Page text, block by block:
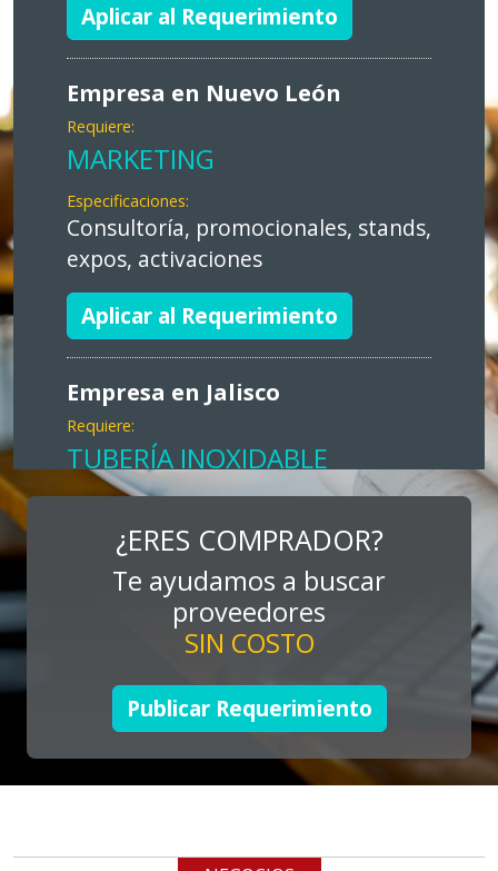
Aplicar al Requerimiento
Empresa en Nuevo León
Requiere:
MARKETING
Especificaciones:
Consultoría, promocionales, stands,
expos, activaciones
Aplicar al Requerimiento
Empresa en Jalisco
Requiere:
TUBERÍA INOXIDABLE
Especificaciones:
cualquiera
Aplicar al Requerimiento
Empresa en Jalisco
Requiere:
LOGÍSTICA DE CARGA LLAVE
EN MANO
¿ERES COMPRADOR?
Te ayudamos a buscar
proveedores
SIN COSTO
Publicar Requerimiento